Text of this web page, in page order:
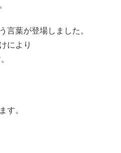
言葉が登場しました。
により
す。